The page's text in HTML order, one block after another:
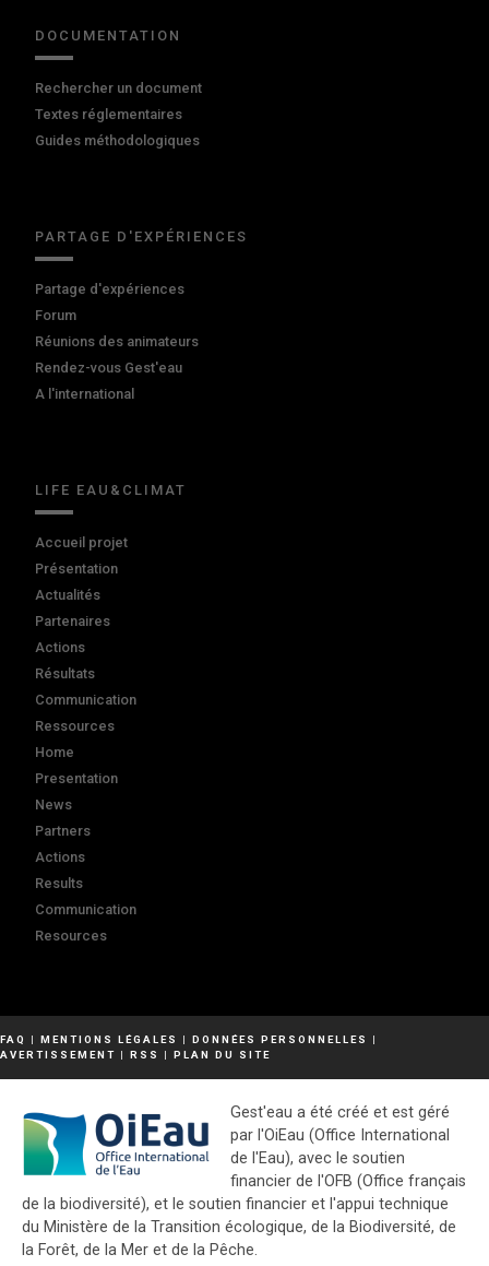
DOCUMENTATION
Rechercher un document
Textes réglementaires
Guides méthodologiques
PARTAGE D'EXPÉRIENCES
Partage d'expériences
Forum
Réunions des animateurs
Rendez-vous Gest'eau
A l'international
LIFE EAU&CLIMAT
Accueil projet
Présentation
Actualités
Partenaires
Actions
Résultats
Communication
Ressources
Home
Presentation
News
Partners
Actions
Results
Communication
Resources
FAQ | MENTIONS LÉGALES | DONNÉES PERSONNELLES
|
AVERTISSEMENT | RSS | PLAN DU SITE
Gest'eau a été créé et est géré
par l'OiEau (Office International
de l'Eau), avec le soutien
financier de l'OFB (Office français
de la biodiversité), et le soutien financier et l'appui technique
du Ministère de la Transition écologique, de la Biodiversité, de
la Forêt, de la Mer et de la Pêche.